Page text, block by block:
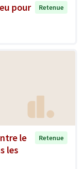
pour
Retenue
le
les
Retenue